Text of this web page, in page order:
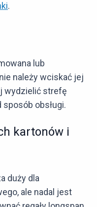
.
lub
należy wciskać jej
wydzielić strefę
obsługi.
kartonów i
duży dla
ale nadal jest